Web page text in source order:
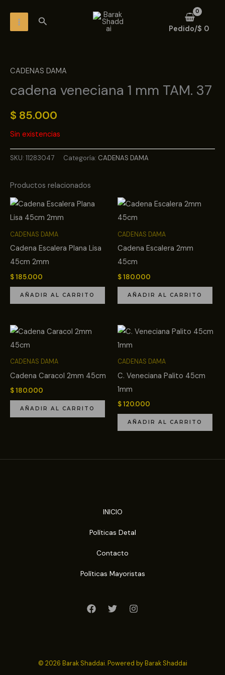
contenidoMENU
Buscar
Pedido/$ 0
CADENAS DAMA
cadena veneciana 1 mm TAM. 37
$ 85.000
Sin existencias
SKU: 11283047 Categoría: CADENAS DAMA
Productos relacionados
CADENAS DAMA
Cadena Escalera Plana Lisa
45cm 2mm
$185.000
AÑADIR AL CARRITO
CADENAS DAMA
Cadena Escalera 2mm
45cm
$180.000
AÑADIR AL CARRITO
CADENAS DAMA
Cadena Caracol 2mm 45cm
$180.000
AÑADIR AL CARRITO
CADENAS DAMA
C. Veneciana Palito 45cm
1mm
$120.000
AÑADIR AL CARRITO
INICIO
Políticas Detal
Contacto
Políticas Mayoristas
© 2026 Barak Shaddai. Powered by Barak Shaddai